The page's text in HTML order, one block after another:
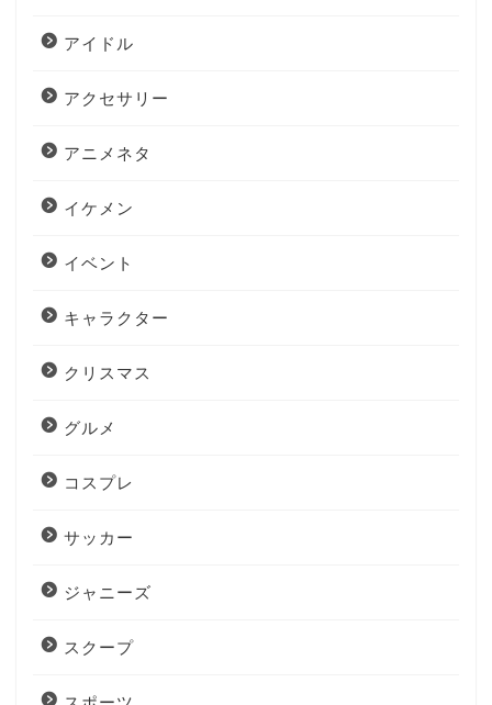
アイドル
アクセサリー
アニメネタ
イケメン
イベント
キャラクター
クリスマス
グルメ
コスプレ
サッカー
ジャニーズ
スクープ